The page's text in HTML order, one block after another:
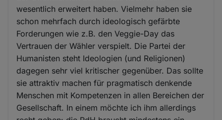
wesentlich erweitert haben. Vielmehr haben sie
schon mehrfach durch ideologisch gefärbte
Forderungen wie z.B. den Veggie-Day das
Vertrauen der Wähler verspielt. Die Partei der
Humanisten steht Ideologien (und Religionen)
dagegen sehr viel kritischer gegenüber. Das sollte
sie attraktiv machen für pragmatisch denkende
Menschen mit Kompetenzen in allen Bereichen der
Gesellschaft. In einem möchte ich ihm allerdings